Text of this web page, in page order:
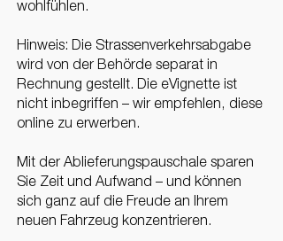
wohlfühlen.
Hinweis: Die Strassenverkehrsabgabe
wird von der Behörde separat in
Rechnung gestellt. Die eVignette ist
nicht inbegriffen – wir empfehlen, diese
online zu erwerben.
Mit der Ablieferungspauschale sparen
Sie Zeit und Aufwand – und können
sich ganz auf die Freude an Ihrem
neuen Fahrzeug konzentrieren.